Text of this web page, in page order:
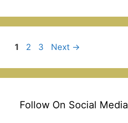
Page
1 Page
2 Page
3 Next →
Follow On Social Media